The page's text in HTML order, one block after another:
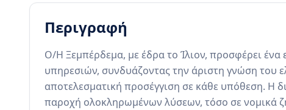
Περιγραφή
Ο/Η Ξεμπέρδεμα, με έδρα το Ίλιον, προσφέρει
υπηρεσιών, συνδυάζοντας την άριστη γνώση του
αποτελεσματική προσέγγιση σε κάθε υπόθεση. Η
παροχή ολοκληρωμένων λύσεων, τόσο σε νομικά